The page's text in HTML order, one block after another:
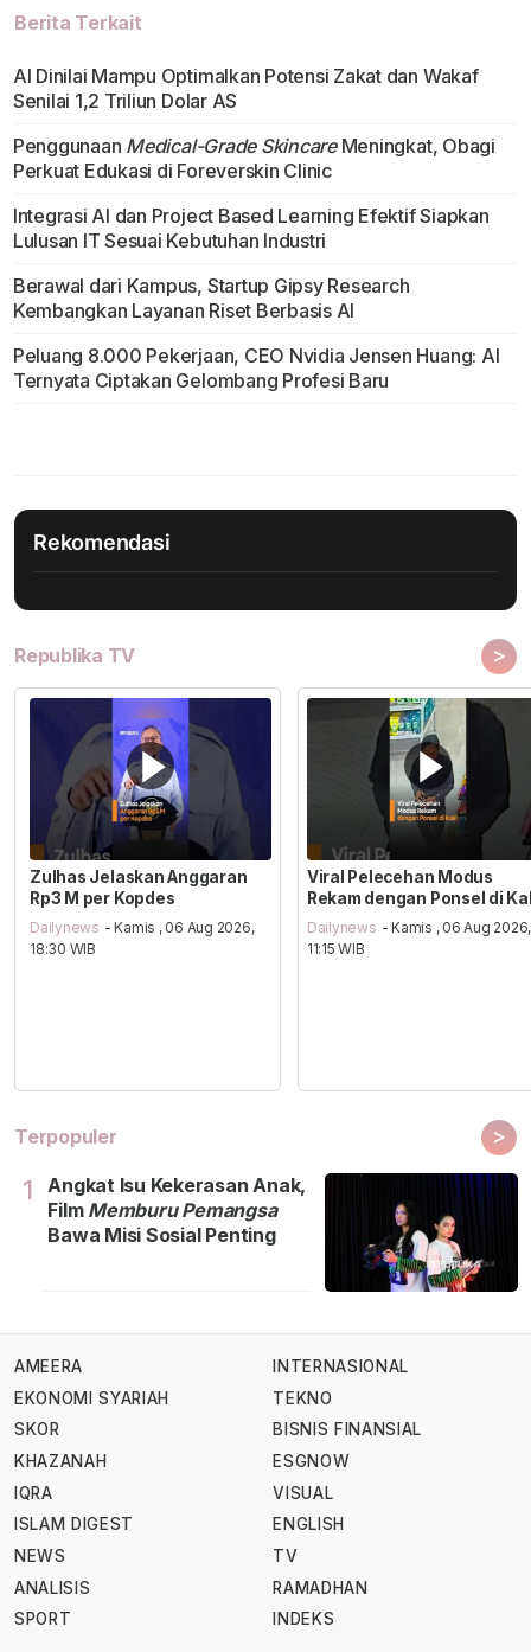
Berita Terkait
AI Dinilai Mampu Optimalkan Potensi Zakat dan Wakaf
Senilai 1,2 Triliun Dolar AS
Penggunaan Medical-Grade SkincareMeningkat, Obagi
Perkuat Edukasi di Foreverskin Clinic
Integrasi AI dan Project Based Learning Efektif Siapkan
Lulusan IT Sesuai Kebutuhan Industri
Berawal dari Kampus, Startup Gipsy Research
Kembangkan Layanan Riset Berbasis AI
Peluang 8.000 Pekerjaan, CEO Nvidia Jensen Huang: AI
Ternyata Ciptakan Gelombang Profesi Baru
Rekomendasi
Republika TV >
Zulhas Jelaskan Anggaran
Rp3 M per Kopdes
Dailynews - Kamis , 06 Aug 2026,
18:30 WIB
Viral Pelecehan Modus
Rekam dengan Ponsel di
Dailynews - Kamis , 06 Aug 2026,
11:15 WIB
Terpopuler >
1
Angkat Isu Kekerasan Anak,
Film Memburu Pemangsa
Bawa Misi Sosial Penting
AMEERA
EKONOMI SYARIAH
SKOR
KHAZANAH
IQRA
ISLAM DIGEST
NEWS
ANALISIS
SPORT
INTERNASIONAL
TEKNO
BISNIS FINANSIAL
ESGNOW
VISUAL
ENGLISH
TV
RAMADHAN
INDEKS